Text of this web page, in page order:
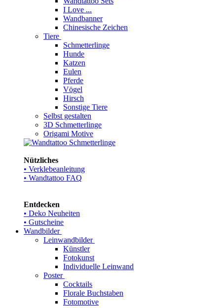
I Love ...
Wandbanner
Chinesische Zeichen
Tiere
Schmetterlinge
Hunde
Katzen
Eulen
Pferde
Vögel
Hirsch
Sonstige Tiere
Selbst gestalten
3D Schmetterlinge
Origami Motive
Nützliches
• Verklebeanleitung
• Wandtattoo FAQ
Entdecken
• Deko Neuheiten
• Gutscheine
Wandbilder
Leinwandbilder
Künstler
Fotokunst
Individuelle Leinwand
Poster
Cocktails
Florale Buchstaben
Fotomotive